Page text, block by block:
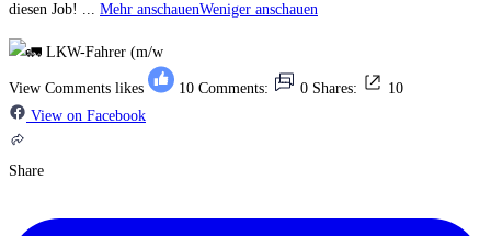
diesen Job! ... Mehr anschauenWeniger anschauen
View Comments likes 10 Comments: 0 Shares:
10
View on Facebook
Share